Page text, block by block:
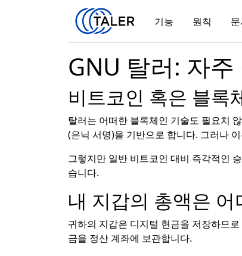
기능 원칙
GNU 탈러: 자
비트코인 혹은 블록
탈러는 어떠한 블록체인 기술도 필요치
(은닉 서명)을 기반으로 합니다. 그러나
그렇지만 일반 비트코인 대비 즉각적인
습니다.
내 지갑의 총액은
귀하의 지갑은 디지털 현금을 저장하므
금을 정산 계좌에 보관합니다.